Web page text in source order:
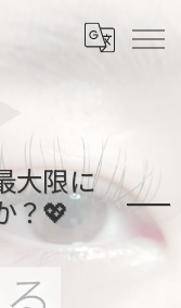
大限に
？💖